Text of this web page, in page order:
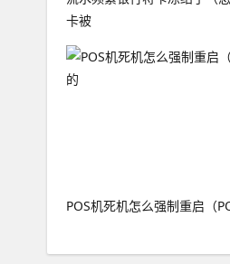
卡被
POS机死机怎么强制重启（